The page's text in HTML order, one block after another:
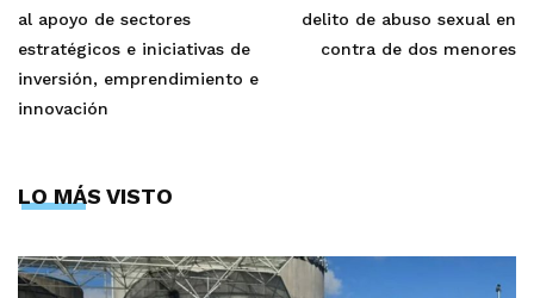
al apoyo de sectores
estratégicos e iniciativas de
inversión, emprendimiento e
innovación
delito de abuso sexual en
contra de dos menores
LO MÁS VISTO